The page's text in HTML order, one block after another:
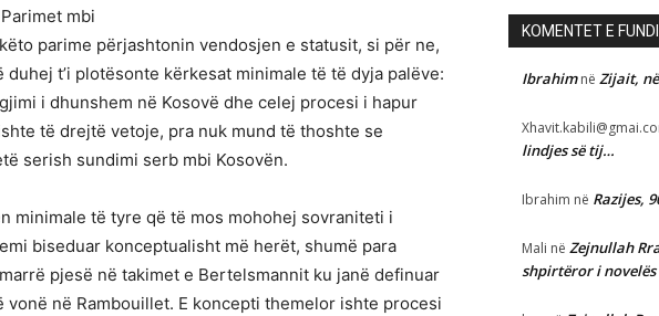
mbi
parime përjashtonin vendosjen e statusit, si për ne,
t’i plotësonte kërkesat minimale të të dyja palëve:
i dhunshem në Kosovë dhe celej procesi i hapur
të drejtë vetoje, pra nuk mund të thoshte se
serish sundimi serb mbi Kosovën.
minimale të tyre që të mos mohohej sovraniteti i
biseduar konceptualisht më herët, shumë para
pjesë në takimet e Bertelsmannit ku janë definuar
në Rambouillet. E koncepti themelor ishte procesi
KOMENTET E
Ibrahimnë Zijait,
lindjes së tij…
Ibrahim në Razijes,
Mali në Zejnullah
shpirtëror i novelës